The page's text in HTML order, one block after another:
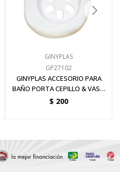
GINYPLAS
GP27102
GINYPLAS ACCESORIO PARA
BAÑO PORTA CEPILLO & VASO
BLANCO
$ 200